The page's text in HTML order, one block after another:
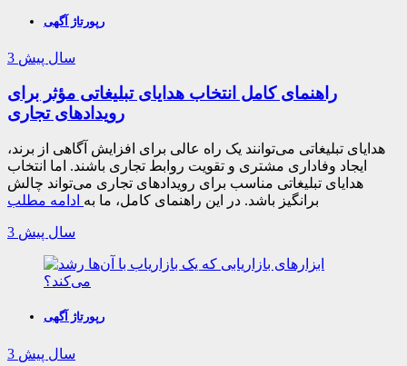
رپورتاژ آگهی
3 سال پیش
راهنمای کامل انتخاب هدایای تبلیغاتی مؤثر برای
رویدادهای تجاری
هدایای تبلیغاتی می‌توانند یک راه عالی برای افزایش آگاهی از برند،
ایجاد وفاداری مشتری و تقویت روابط تجاری باشند. اما انتخاب
هدایای تبلیغاتی مناسب برای رویدادهای تجاری می‌تواند چالش
برانگیز باشد. در این راهنمای کامل، ما به ادامه مطلب
3 سال پیش
رپورتاژ آگهی
3 سال پیش